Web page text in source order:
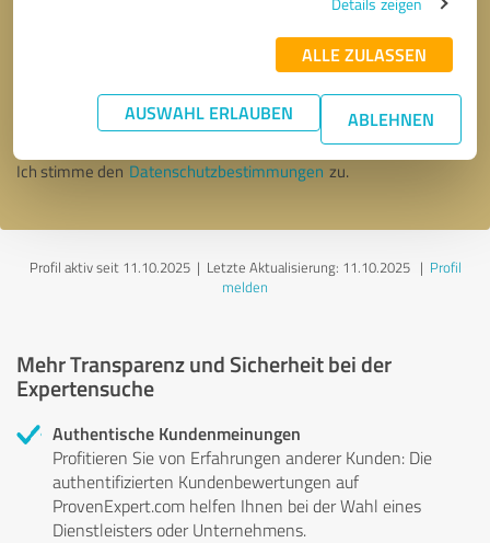
ALLE ZULASSEN
AUSWAHL ERLAUBEN ABLEHNEN
* Erforderliche Angaben
Nachricht senden
Ich stimme den Datenschutzbestimmungen zu.
Profil aktiv seit 11.10.2025 | Letzte Aktualisierung: 11.10.2025| Profil
melden
Mehr Transparenz und Sicherheit bei der
Expertensuche
Authentische Kundenmeinungen
Profitieren Sie von Erfahrungen anderer Kunden: Die
authentifizierten Kundenbewertungen auf
ProvenExpert.com helfen Ihnen bei der Wahl eines
Dienstleisters oder Unternehmens.